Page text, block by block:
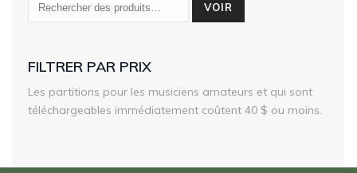
VOIR
FILTRER PAR PRIX
Les partitions pour les musiciens amateurs et qui sont
téléchargeables immédiatement coûtent 40 $ ou moins.